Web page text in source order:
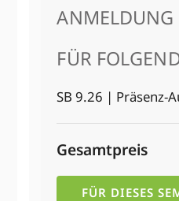
ANMELDUNG
FÜR
SB 9.26 | Präsenz-
Gesamtpreis